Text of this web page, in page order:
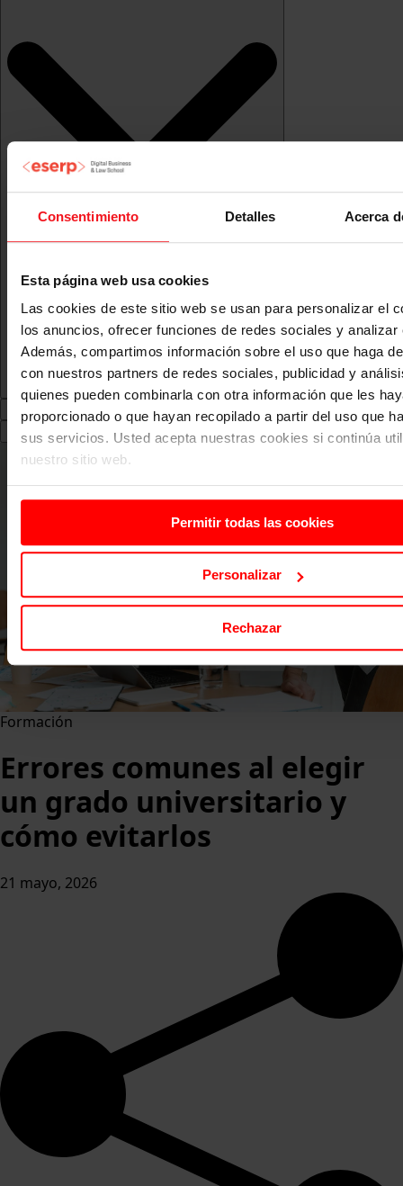
Consentimiento Detalles Acerca
Esta página web usa cookies
Las cookies de este sitio web se usan para personalizar el
los anuncios, ofrecer funciones de redes sociales y analizar
Además, compartimos información sobre el uso que haga
con nuestros partners de redes sociales, publicidad y
quienes pueden combinarla con otra información que les
proporcionado o que hayan recopilado a partir del uso que
sus servicios. Usted acepta nuestras cookies si continúa
nuestro sitio web.
Permitir todas las cookies
Personalizar
Rechazar
Search
for:
Formación
Errores comunes al elegir
un grado universitario y
cómo evitarlos
21 mayo, 2026